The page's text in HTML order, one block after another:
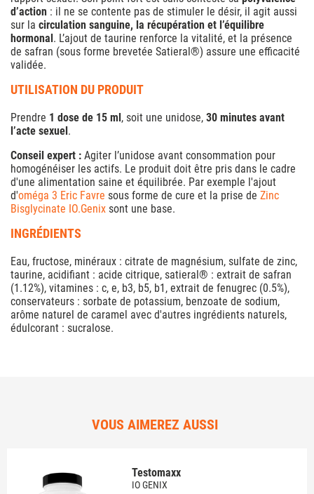
d’action : il ne se contente pas de stimuler le désir, il agit aussi
sur la circulation sanguine, la récupération et l’équilibre
hormonal. L’ajout de taurine renforce la vitalité, et la présence
de safran (sous forme brevetée Satieral®) assure une efficacité
validée.
UTILISATION DU PRODUIT
Prendre 1 dose de 15 ml, soit une unidose, 30 minutes avant
l’acte sexuel.
Conseil expert : Agiter l’unidose avant consommation pour
homogénéiser les actifs. Le produit doit être pris dans le cadre
d'une alimentation saine et équilibrée. Par exemple l'ajout
d'oméga 3 Eric Favre sous forme de cure et la prise de Zinc
Bisglycinate IO.Genix sont une base.
INGRÉDIENTS
Eau, fructose, minéraux : citrate de magnésium, sulfate de zinc,
taurine, acidifiant : acide citrique, satieral® : extrait de safran
(1.12%), vitamines : c, e, b3, b5, b1, extrait de fenugrec (0.5%),
conservateurs : sorbate de potassium, benzoate de sodium,
arôme naturel de caramel avec d'autres ingrédients naturels,
édulcorant : sucralose.
VOUS AIMEREZ AUSSI
Testomaxx
IO GENIX